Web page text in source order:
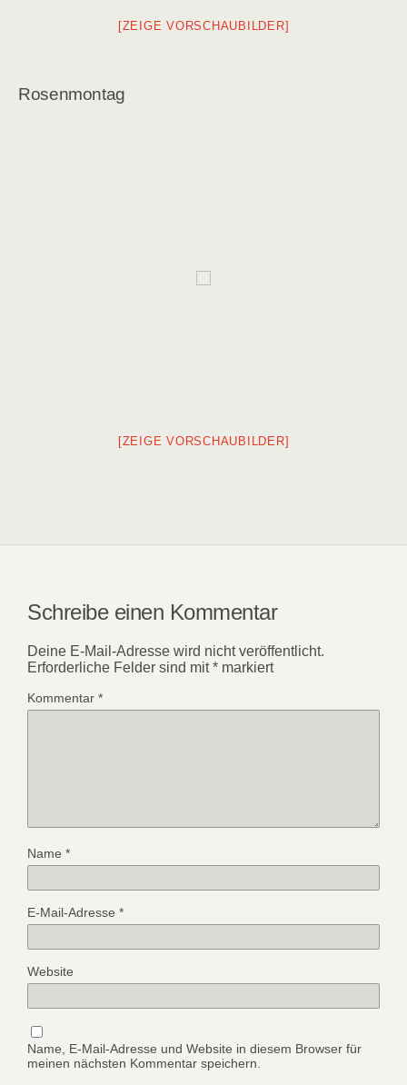
[ZEIGE VORSCHAUBILDER]
Rosenmontag
[ZEIGE VORSCHAUBILDER]
Schreibe einen Kommentar
Deine E-Mail-Adresse wird nicht veröffentlicht.
Erforderliche Felder sind mit* markiert
Kommentar *
Name *
E-Mail-Adresse *
Website
Name, E-Mail-Adresse und Website in diesem Browser für
meinen nächsten Kommentar speichern.